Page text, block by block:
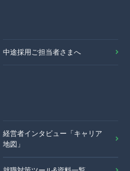
中途採用ご担当者さまへ
経営者インタビュー「キャリア
地図」